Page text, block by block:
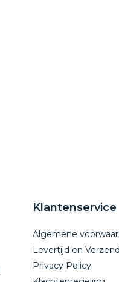
Klantenservice
Algemene
Levertijd en
Privacy Policy